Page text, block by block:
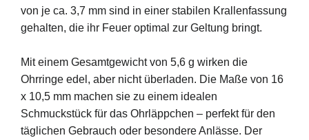
von je ca. 3,7 mm sind in einer stabilen Krallenfassung
gehalten, die ihr Feuer optimal zur Geltung bringt.
Mit einem Gesamtgewicht von 5,6 g wirken die
Ohrringe edel, aber nicht überladen. Die Maße von 16
x 10,5 mm machen sie zu einem idealen
Schmuckstück für das Ohrläppchen – perfekt für den
täglichen Gebrauch oder besondere Anlässe. Der